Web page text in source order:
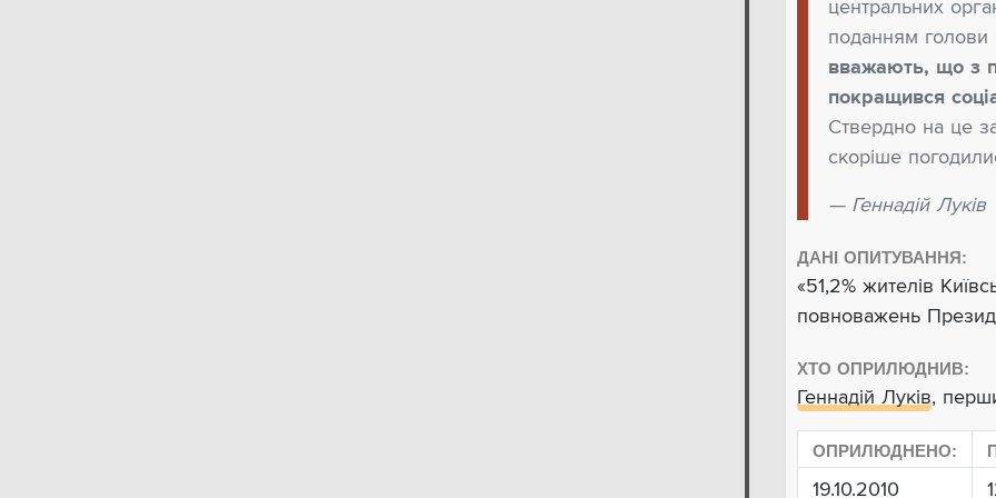
центральних
поданням
вважають, що з
покращився
Ствердно на це
скоріше
— Геннадій Луків
ДАНІ ОПИТУВАННЯ:
«51,2% жителів
повноважень
ХТО ОПРИЛЮДНИВ:
Геннадій Луків,
ОПРИЛЮДНЕНО:
19.10.2010